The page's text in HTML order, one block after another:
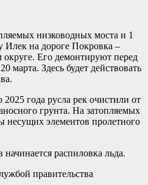
низководных моста и 1
Илек на дороге Покровка –
Его демонтируют перед
марта. Здесь будет действовать
года русла рек очистили от
грунта. На затопляемых
несущих элементов пролетного
распиловка льда.
правительства